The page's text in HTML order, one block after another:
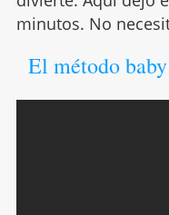
minutos. No
El método